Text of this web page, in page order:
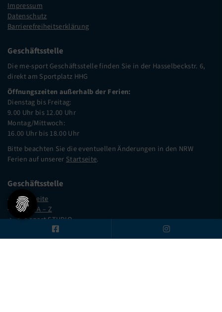
Impressum
Datenschutz
Barrierefreiheitserklärung
Geschäftsstelle
Die me-sport Geschäftsstelle finden Sie in der Hasselbeckstr. 6,
direkt am Sportplatz HHG
Öffnungszeiten außerhalb der Ferien:
Dienstag bis Freitag:
9.00 Uhr bis 12.00 Uhr
Montag/Mittwoch:
16.00 Uhr bis 18.00 Uhr
Bitte beachten Sie die eventuellen Änderungen in den NRW
Ferien auf unsererStartseite.
Geschäftsstelle
Startseite
Sport A – Z
me-sport STUDIO
me-sport PLUS
Unser Verein